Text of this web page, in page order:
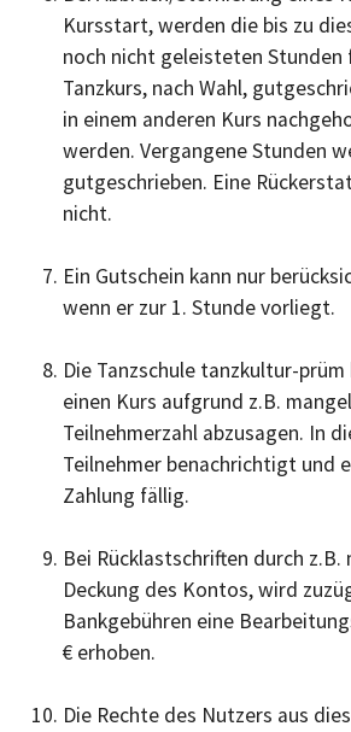
Kursstart, werden die bis zu
noch nicht geleisteten Stunden
Tanzkurs, nach Wahl,
in einem anderen Kurs
werden. Vergangene Stunden
gutgeschrieben. Eine
nicht.
Ein Gutschein kann nur
wenn er zur 1. Stunde vorliegt.
Die Tanzschule tanzkultur-
einen Kurs aufgrund z.B.
Teilnehmerzahl abzusagen. In
Teilnehmer benachrichtigt und
Zahlung fällig.
Bei Rücklastschriften durch z.B.
Deckung des Kontos, wird
Bankgebühren eine
€ erhoben.
Die Rechte des Nutzers aus